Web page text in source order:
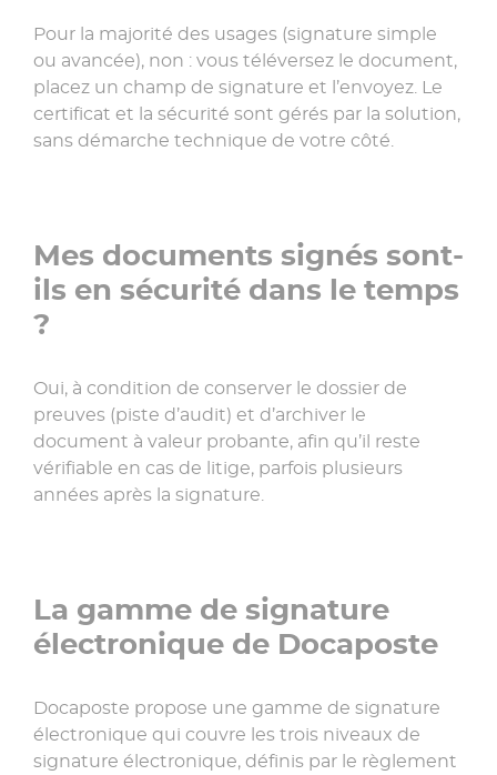
Pour la majorité des usages (signature simple
ou avancée), non : vous téléversez le document,
placez un champ de signature et l’envoyez. Le
certificat et la sécurité sont gérés par la solution,
sans démarche technique de votre côté.
Mes documents signés sont-
ils en sécurité dans le temps
?
Oui, à condition de conserver le dossier de
preuves (piste d’audit) et d’archiver le
document à valeur probante, afin qu’il reste
vérifiable en cas de litige, parfois plusieurs
années après la signature.
La gamme de signature
électronique de Docaposte
Docaposte propose une gamme de signature
électronique qui couvre les trois niveaux de
signature électronique, définis par le règlement